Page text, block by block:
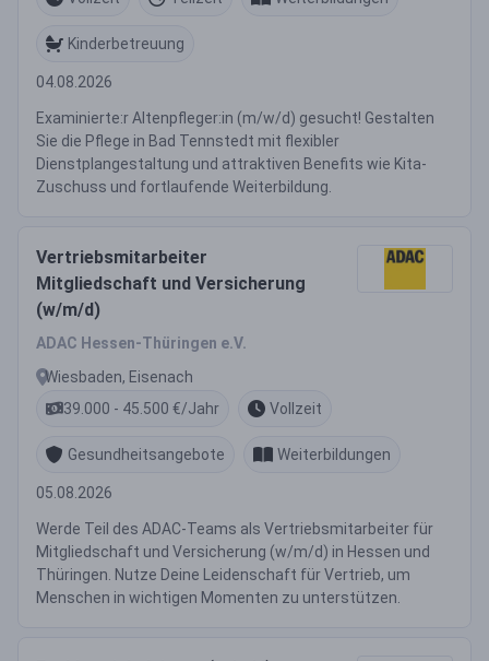
Kinderbetreuung
04.08.2026
Examinierte:r Altenpfleger:in (m/w/d) gesucht! Gestalten
Sie die Pflege in Bad Tennstedt mit flexibler
Dienstplangestaltung und attraktiven Benefits wie Kita-
Zuschuss und fortlaufende Weiterbildung.
Vertriebsmitarbeiter
Mitgliedschaft und Versicherung
(w/m/d)
ADAC Hessen-Thüringen e.V.
Wiesbaden, Eisenach
39.000 - 45.500 €/Jahr
Vollzeit
Gesundheitsangebote Weiterbildungen
05.08.2026
Werde Teil des ADAC-Teams als Vertriebsmitarbeiter für
Mitgliedschaft und Versicherung (w/m/d) in Hessen und
Thüringen. Nutze Deine Leidenschaft für Vertrieb, um
Menschen in wichtigen Momenten zu unterstützen.